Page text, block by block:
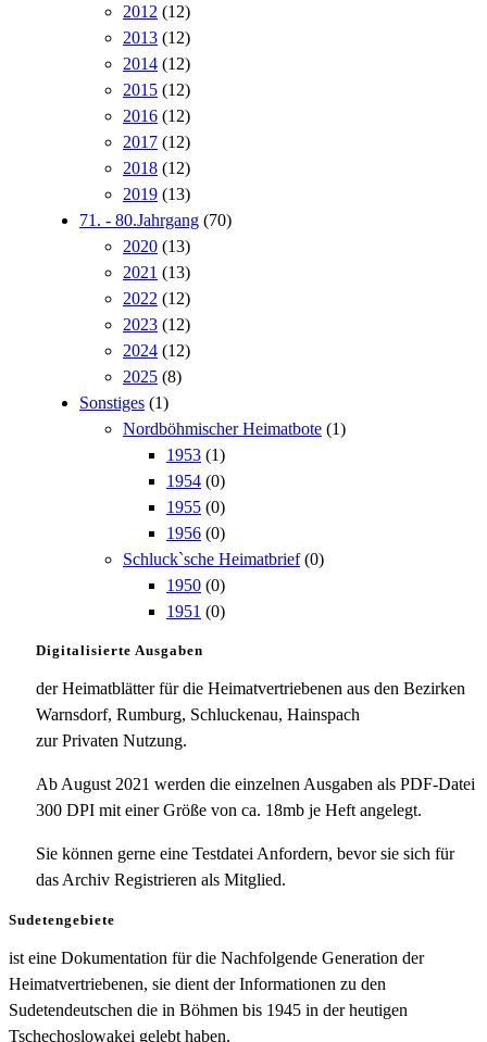
2012 (12)
2013 (12)
2014 (12)
2015 (12)
2016 (12)
2017 (12)
2018 (12)
2019 (13)
71. - 80.Jahrgang (70)
2020 (13)
2021 (13)
2022 (12)
2023 (12)
2024 (12)
2025 (8)
Sonstiges (1)
Nordböhmischer Heimatbote (1)
1953 (1)
1954 (0)
1955 (0)
1956 (0)
Schluck`sche Heimatbrief (0)
1950 (0)
1951 (0)
Digitalisierte Ausgaben
der Heimatblätter für die Heimatvertriebenen aus den Bezirken
Warnsdorf, Rumburg, Schluckenau, Hainspach
zur Privaten Nutzung.
Ab August 2021 werden die einzelnen Ausgaben als PDF-Datei
300 DPI mit einer Größe von ca. 18mb je Heft angelegt.
Sie können gerne eine Testdatei Anfordern, bevor sie sich für
das Archiv Registrieren als Mitglied.
Sudetengebiete
ist eine Dokumentation für die Nachfolgende Generation der
Heimatvertriebenen, sie dient der Informationen zu den
Sudetendeutschen die in Böhmen bis 1945 in der heutigen
Tschechoslowakei gelebt haben.